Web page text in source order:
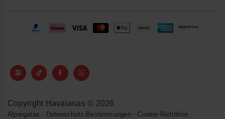
Copyright Havaianas © 2026
Alpargatas - Datenschutz-Bestimmungen - Cookie-Richtlinie